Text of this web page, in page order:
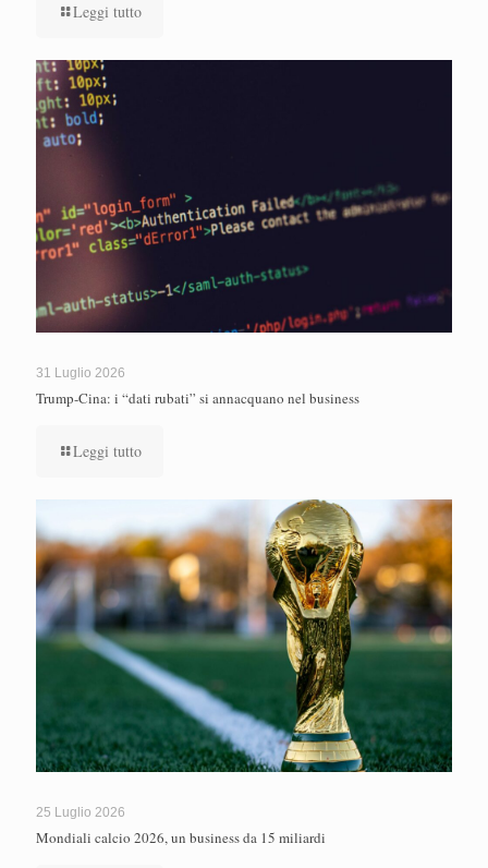
Leggi tutto
31 Luglio 2026
Trump-Cina: i “dati rubati” si annacquano nel business
Leggi tutto
25 Luglio 2026
Mondiali calcio 2026, un business da 15 miliardi